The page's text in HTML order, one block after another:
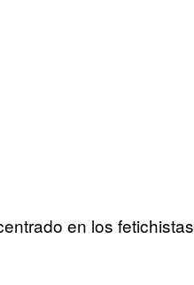
en los fetichistas